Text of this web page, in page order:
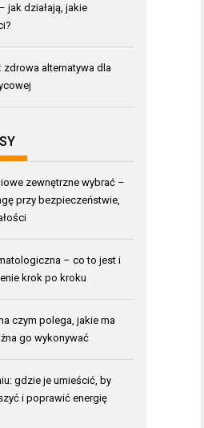
jak działają, jakie
zdrowa alternatywa dla
zewnętrzne wybrać –
przy bezpieczeństwie,
– co to jest i
krok po kroku
czym polega, jakie ma
go wykonywać
gdzie je umieścić, by
i poprawić energię